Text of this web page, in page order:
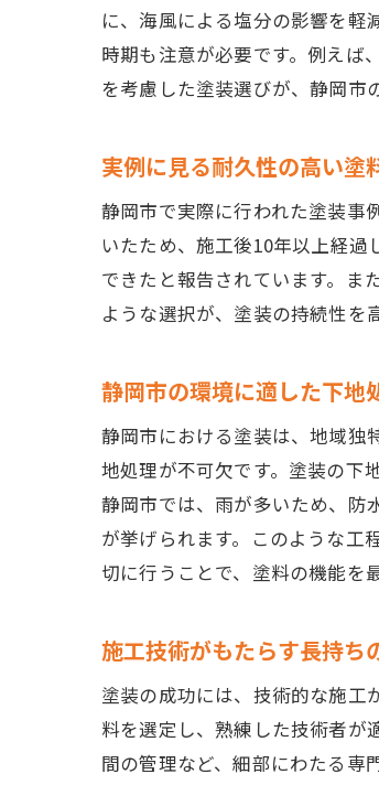
に、海風による塩分の影響を軽
時期も注意が必要です。例えば
を考慮した塗装選びが、静岡市
実例に見る耐久性の高い塗
静岡市で実際に行われた塗装事
いたため、施工後10年以上経
できたと報告されています。ま
ような選択が、塗装の持続性を
静岡市の環境に適した下地
静岡市における塗装は、地域独
地処理が不可欠です。塗装の下
静岡市では、雨が多いため、防
が挙げられます。このような工
切に行うことで、塗料の機能を
施工技術がもたらす長持ち
塗装の成功には、技術的な施工
料を選定し、熟練した技術者が
間の管理など、細部にわたる専